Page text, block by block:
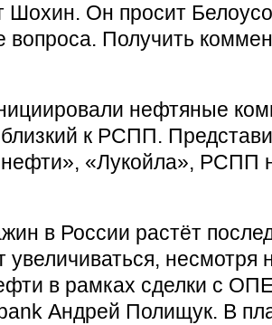
Шохин. Он просит
вопроса. Получить
нефтяные
близкий к РСПП.
«Лукойла», РСПП
в России растёт
увеличиваться, несмотря
в рамках сделки с
Андрей Полищук. В